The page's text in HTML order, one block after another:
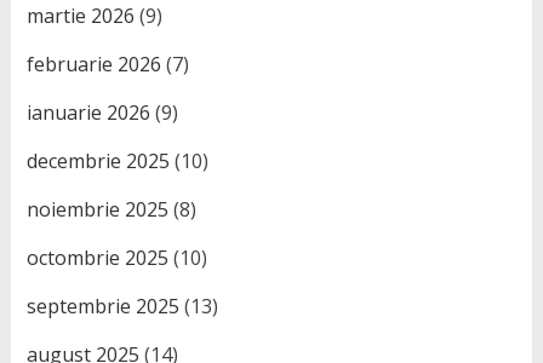
martie 2026 (9)
februarie 2026 (7)
ianuarie 2026 (9)
decembrie 2025 (10)
noiembrie 2025 (8)
octombrie 2025 (10)
septembrie 2025 (13)
august 2025 (14)